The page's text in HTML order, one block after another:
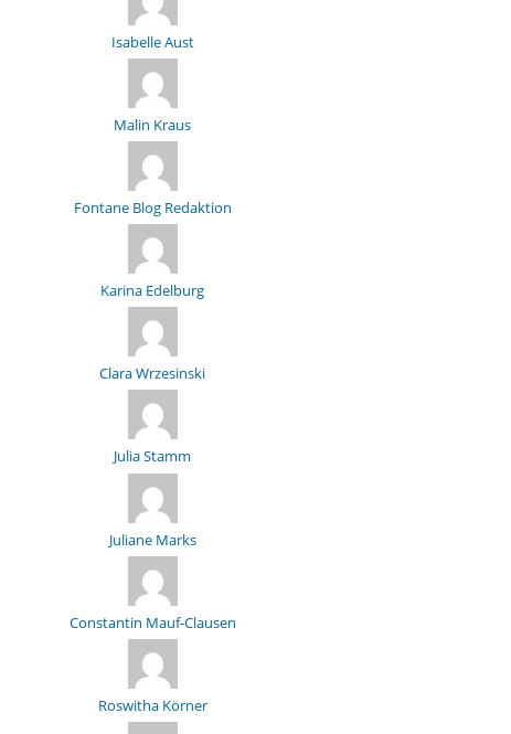
Isabelle Aust
Malin Kraus
Fontane Blog Redaktion
Karina Edelburg
Clara Wrzesinski
Julia Stamm
Juliane Marks
Constantin Mauf-Clausen
Roswitha Körner